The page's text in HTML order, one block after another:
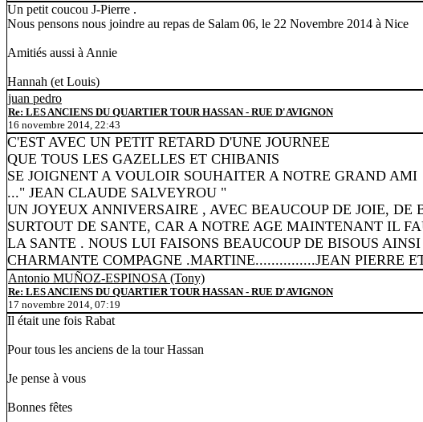
Un petit coucou J-Pierre .
Nous pensons nous joindre au repas de Salam 06, le 22 Novembre 2014 à Nice
Amitiés aussi à Annie
Hannah (et Louis)
juan pedro
Re: LES ANCIENS DU QUARTIER TOUR HASSAN - RUE D'AVIGNON
16 novembre 2014, 22:43
C'EST AVEC UN PETIT RETARD D'UNE JOURNEE
QUE TOUS LES GAZELLES ET CHIBANIS
SE JOIGNENT A VOULOIR SOUHAITER A NOTRE GRAND AMI
..." JEAN CLAUDE SALVEYROU "
UN JOYEUX ANNIVERSAIRE , AVEC BEAUCOUP DE JOIE, DE
SURTOUT DE SANTE, CAR A NOTRE AGE MAINTENANT IL
LA SANTE . NOUS LUI FAISONS BEAUCOUP DE BISOUS
CHARMANTE COMPAGNE .MARTINE...............JEAN PIERRE
Antonio MUÑOZ-ESPINOSA (Tony)
Re: LES ANCIENS DU QUARTIER TOUR HASSAN - RUE D'AVIGNON
17 novembre 2014, 07:19
Il était une fois Rabat
Pour tous les anciens de la tour Hassan
Je pense à vous
Bonnes fêtes